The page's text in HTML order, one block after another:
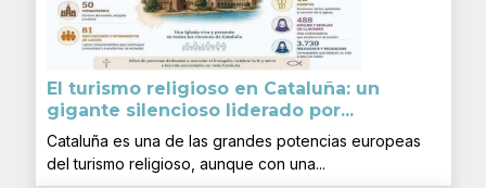
El turismo religioso en Cataluña: un
gigante silencioso liderado por...
Cataluña es una de las grandes potencias europeas
del turismo religioso, aunque con una...